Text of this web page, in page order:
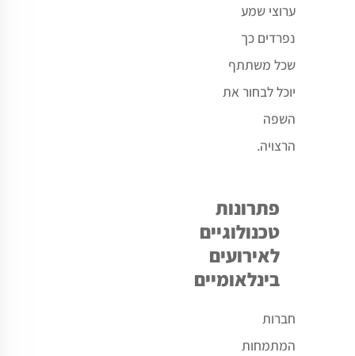
ערוצי שמע
נפרדים כך
שכל משתתף
יוכל לבחור את
השפה
הרצויה.
פתרונות
טכנולוגיים
לאירועים
בינלאומיים
חברות
המתמחות